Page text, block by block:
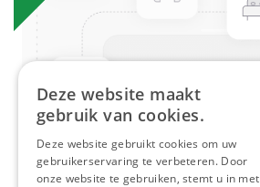
Deze website maakt
gebruik van cookies.
Deze website gebruikt cookies om uw
gebruikerservaring te verbeteren. Door
onze website te gebruiken, stemt u in met